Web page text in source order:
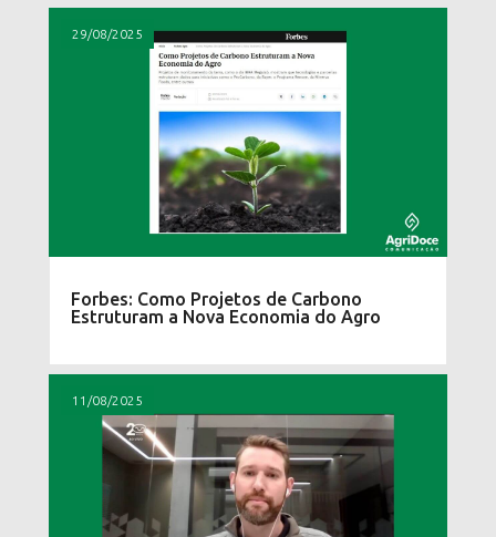
Forbes: Como Projetos de Carbono
Estruturam a Nova Economia do Agro
29/08/2025
11/08/2025